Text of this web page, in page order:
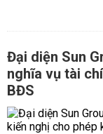
Đại diện Sun
nghĩa vụ tài
BĐS